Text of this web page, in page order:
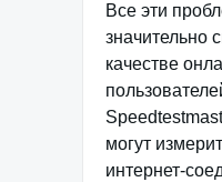
Все эти
значительно
качестве
могут
интернет-